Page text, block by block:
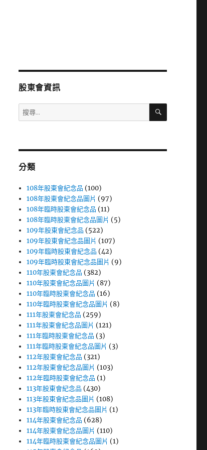
股東會資訊
搜
尋
字:
搜
分類
108年股東會紀念品 (100)
108年股東會紀念品圖片 (97)
108年臨時股東會紀念品 (11)
108年臨時股東會紀念品圖片 (5)
109年股東會紀念品 (522)
109年股東會紀念品圖片 (107)
109年臨時股東會紀念品 (42)
109年臨時股東會紀念品圖片 (9)
110年股東會紀念品 (382)
110年股東會紀念品圖片 (87)
110年臨時股東會紀念品 (16)
110年臨時股東會紀念品圖片 (8)
111年股東會紀念品 (259)
111年股東會紀念品圖片 (121)
111年臨時股東會紀念品 (3)
111年臨時股東會紀念品圖片 (3)
112年股東會紀念品 (321)
112年股東會紀念品圖片 (103)
112年臨時股東會紀念品 (1)
113年股東會紀念品 (430)
113年股東會紀念品圖片 (108)
113年臨時股東會紀念品圖片 (1)
114年股東會紀念品 (628)
114年股東會紀念品圖片 (110)
114年臨時股東會紀念品圖片 (1)